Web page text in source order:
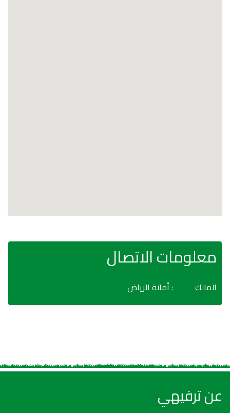
معلومات الاتصال
المالك : أمانة الرياض
عن ترفيهي